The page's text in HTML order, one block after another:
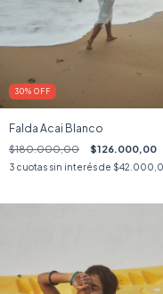
30% OFF
Falda Acai Blanco
$180.000,00 $126.000,00
3 cuotas sin interés de